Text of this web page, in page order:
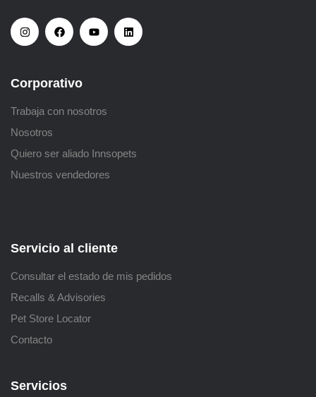
Corporativo
Trabaja con nosotros
Nosotros
Quiero ser aliado Innsopets
Nuestros vendedores
Servicio al cliente
Consultar el estado de mis pedidos
Recalls & Advisories
Pet Store Locator
Contacto
Servicios